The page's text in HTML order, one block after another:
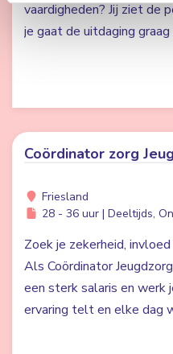
vaardigheden? Jij ziet de
je gaat de uitdaging graag
Coördinator zorg
Friesland
28 - 36 uur | Deeltijds,
Zoek je zekerheid,
Als Coördinator
een sterk salaris en werk
ervaring telt en elke dag